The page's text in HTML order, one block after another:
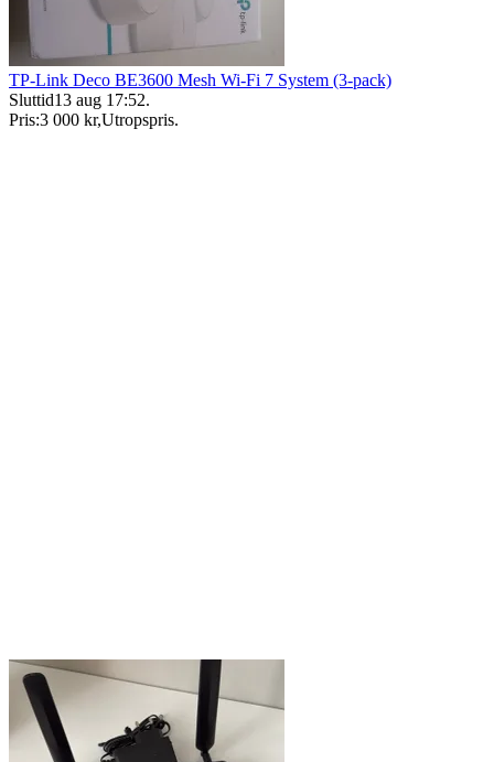
TP-Link Deco BE3600 Mesh Wi-Fi 7 System (3-pack)
Sluttid13 aug 17:52.
Pris:3 000 kr,Utropspris.